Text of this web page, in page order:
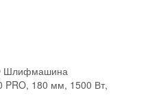
Шлифмашина
PRO, 180 мм, 1500 Вт,